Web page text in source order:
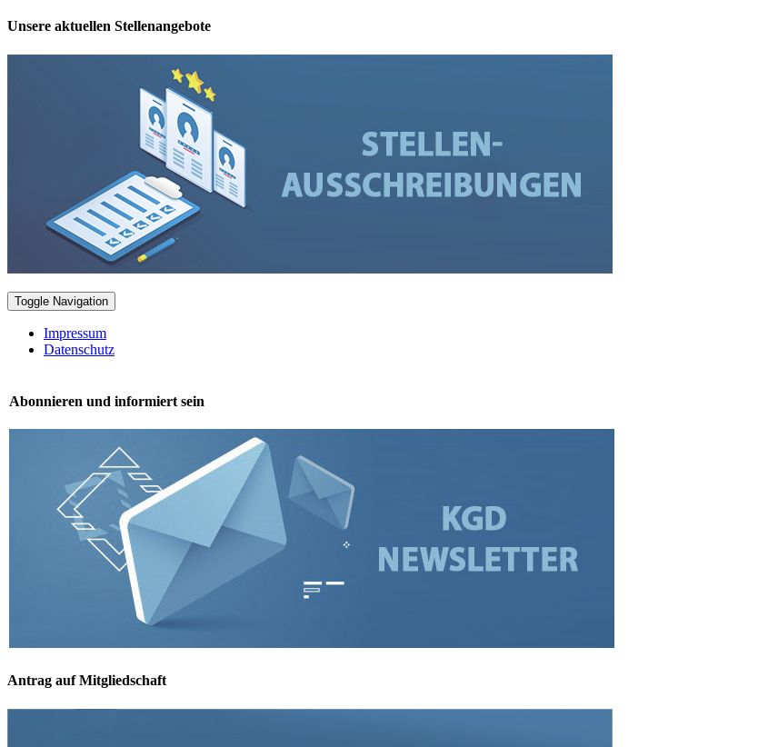
Unsere aktuellen Stellenangebote
Toggle Navigation
Impressum
Datenschutz
Abonnieren und informiert sein
Antrag auf Mitgliedschaft